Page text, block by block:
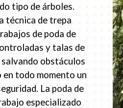
tipo de árboles.
técnica de trepa
de poda de
y talas de
obstáculos
todo momento un
La poda de
especializado